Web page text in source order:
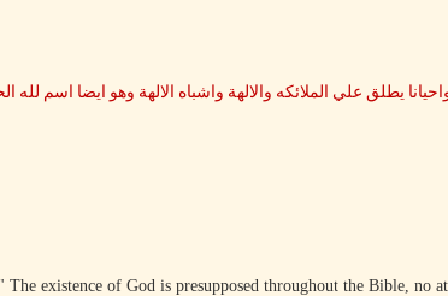
يطلق علي الملائكه والالهة واشباه الالهة وهو ايضا اسم لله
existence of God is presupposed throughout the Bible, no